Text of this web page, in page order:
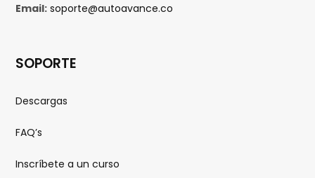
Email: soporte@autoavance.co
SOPORTE
Descargas
FAQ’s
Inscríbete a un curso